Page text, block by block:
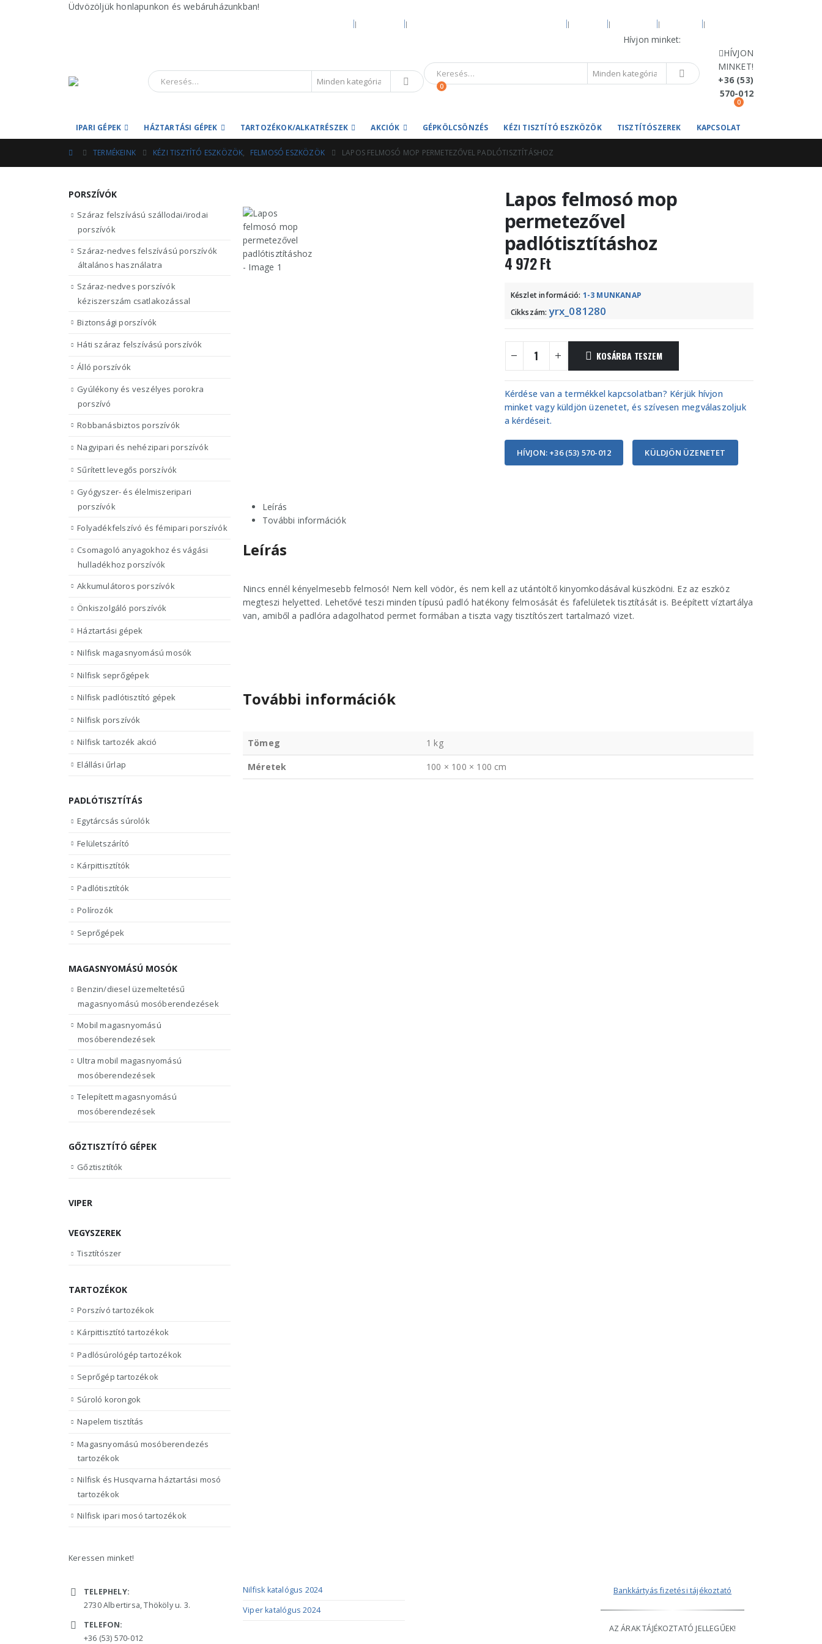
Üdvözöljük honlapunkon és webáruházunkban!
Hívjon minket:
0
HÍVJON
MINKET!
+36 (53)
570-012
0
IPARI GÉPEK HÁZTARTÁSI GÉPEK TARTOZÉKOK/ALKATRÉSZEK AKCIÓK GÉPKÖLCSÖNZÉS KÉZI TISZTÍTÓ ESZKÖZÖK TISZTÍTÓSZEREK KAPCSOLAT
TERMÉKEINK KÉZI TISZTÍTÓ ESZKÖZÖK, FELMOSÓ ESZKÖZÖK LAPOS FELMOSÓ MOP PERMETEZŐVEL PADLÓTISZTÍTÁSHOZ
Lapos felmosó mop
permetezővel
padlótisztításhoz
4 972Ft
Készlet információ: 1-3 MUNKANAP
Cikkszám:yrx_081280
KOSÁRBA TESZEM
Kérdése van a termékkel kapcsolatban? Kérjük hívjon
minket vagy küldjön üzenetet, és szívesen megválaszoljuk
a kérdéseit.
HÍVJON: +36 (53) 570-012 KÜLDJÖN ÜZENETET
Leírás
További információk
Leírás
Nincs ennél kényelmesebb felmosó! Nem kell vödör, és nem kell az utántöltő kinyomkodásával küszködni. Ez az eszköz
megteszi helyetted. Lehetővé teszi minden típusú padló hatékony felmosását és fafelületek tisztítását is. Beépített víztartálya
van, amiből a padlóra adagolhatod permet formában a tiszta vagy tisztítószert tartalmazó vizet.
További információk
Tömeg 1 kg
Méretek 100 × 100 × 100 cm
PORSZÍVÓK
Száraz felszívású szállodai/irodai
porszívók
Száraz-nedves felszívású porszívók
általános használatra
Száraz-nedves porszívók
kéziszerszám csatlakozással
Biztonsági porszívók
Háti száraz felszívású porszívók
Álló porszívók
Gyúlékony és veszélyes porokra
porszívó
Robbanásbiztos porszívók
Nagyipari és nehézipari porszívók
Sűrített levegős porszívók
Gyógyszer- és élelmiszeripari
porszívók
Folyadékfelszívó és fémipari porszívók
Csomagoló anyagokhoz és vágási
hulladékhoz porszívók
Akkumulátoros porszívók
Önkiszolgáló porszívók
Háztartási gépek
Nilfisk magasnyomású mosók
Nilfisk seprőgépek
Nilfisk padlótisztító gépek
Nilfisk porszívók
Nilfisk tartozék akció
Elállási űrlap
PADLÓTISZTÍTÁS
Egytárcsás súrolók
Felületszárító
Kárpittisztítók
Padlótisztítók
Polírozók
Seprőgépek
MAGASNYOMÁSÚ MOSÓK
Benzin/diesel üzemeltetésű
magasnyomású mosóberendezések
Mobil magasnyomású
mosóberendezések
Ultra mobil magasnyomású
mosóberendezések
Telepített magasnyomású
mosóberendezések
GŐZTISZTÍTÓ GÉPEK
Gőztisztítók
VIPER
VEGYSZEREK
Tisztítószer
TARTOZÉKOK
Porszívó tartozékok
Kárpittisztító tartozékok
Padlósúrológép tartozékok
Seprőgép tartozékok
Súroló korongok
Napelem tisztítás
Magasnyomású mosóberendezés
tartozékok
Nilfisk és Husqvarna háztartási mosó
tartozékok
Nilfisk ipari mosó tartozékok
Keressen minket!
TELEPHELY:
2730 Albertirsa, Thököly u. 3.
TELEFON:
+36 (53) 570-012
Nilfisk katalógus 2024
Viper katalógus 2024
Bankkártyás fizetési tájékoztató
AZ ÁRAK TÁJÉKOZTATÓ JELLEGŰEK!